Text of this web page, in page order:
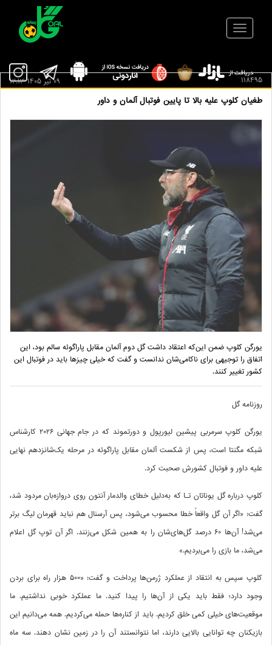
118495
طغیان کلوپ علیه بالا تا پایین فوتبال آلمان و داور
09 تير 1405 12:13
یورگن کلوپ ضمن این‌که اعتقاد داشت گل دوم آلمان مقابل پاراگوئه سالم بود، این
اتفاق را توجیهی برای ناکامی‌شان ندانست و گفت که خیلی چیزها باید در فوتبال این
کشور تغییر کنند.
روزنامه گل
یورگن کلوپ سرمربی پیشین لیورپول و دورتموند که در جام جهانی ۲۰۲۶ کارشناس
شبکه مگنتا است، پس از شکست آلمان مقابل پاراگوئه در مرحله یک‌شانزدهم نهایی
علیه داور و فوتبال کشورش صحبت کرد.
کلوپ درباره گل یوناتان تـا که به‌دلیل خطای والدمار آنتون روی دروازه‌بان مردود شد،
گفت: «اگر آن گل واقعاً خطا محسوب می‌شود، پس آرسنال هم نباید قهرمان لیگ برتر
می‌شد! آن‌ها ۶۰ درصد گل‌های‌شان را به همین شکل می‌زنند. اگر آن توپ گل اعلام
می‌شد، ما بازی را می‌بردیم.»
کلوپ سپس به انتقاد از عملکرد ژرمن‌ها پرداخت و گفت: «۵۰۰ هزار راه برای بردن
وجود دارد؛ فقط باید یکی از آن‌ها را پیدا کنید. ما عملکرد خوبی نداشتیم. ما
موقعیت‌های خیلی کمی خلق کردیم. باید از کناره‌ها حمله می‌کردیم. همه می‌دانیم این
بازیکنان چه توانایی بالایی دارند، اما نتوانستند آن را در زمین نشان دهند. سه ماه